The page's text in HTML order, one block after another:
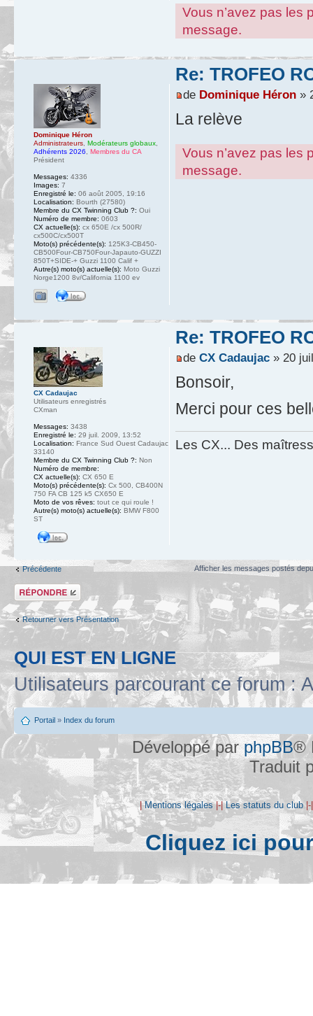
Vous n’avez pas les
message.
Re: TROFEO
de Dominique Héron»
La relève
Vous n’avez pas les
message.
Dominique Héron
Administrateurs Modérateurs globaux
Adhérents 2026
Membres du CA
Président
Messages: 4336
Images: 7
Enregistré le: 06 août 2005, 19:16
Localisation: Bourth (27580)
Membre du CX Twinning Club ?: Oui
Numéro de membre: 0603
CX actuelle(s): cx 650E /cx 500R/
cx500C/cx500T
Moto(s) précédente(s): 125K3-CB450-
CB500Four-CB750Four-Japauto-GUZZI
850T+SIDE-+ Guzzi 1100 Calif +
Autre(s) moto(s) actuelle(s): Moto Guzzi
Norge1200 8v/California 1100 ev
Re: TROFEO
de CX Cadaujac» 20
Bonsoir,
Merci pour ces
Les CX... Des
CX Cadaujac
Utilisateurs enregistrés
CXman
Messages: 3438
Enregistré le: 29 juil. 2009, 13:52
Localisation: France Sud Ouest Cadaujac
33140
Membre du CX Twinning Club ?: Non
Numéro de membre:
CX actuelle(s): CX 650 E
Moto(s) précédente(s): Cx 500, CB400N
750 FA CB 125 k5 CX650 E
Moto de vos rêves: tout ce qui roule !
Autre(s) moto(s) actuelle(s): BMW F800
ST
Précédente Afficher les messages postés
Répondre
Retourner vers Présentation
QUI EST EN LIGNE
Utilisateurs parcourant ce forum :
Portail » Index du forum
Développé par phpBB®
Traduit
|Mentions légales|-|Les statuts du club
Cliquez ici